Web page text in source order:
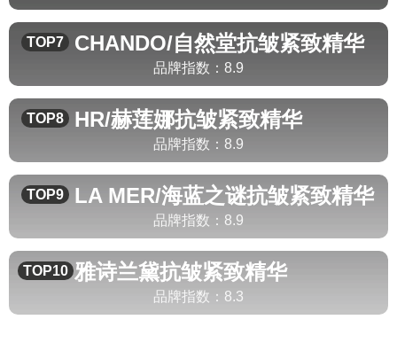
TOP7 CHANDO/自然堂抗皱紧致精华
品牌指数： 8.9
TOP8 HR/赫莲娜抗皱紧致精华
品牌指数： 8.9
TOP9 LA MER/海蓝之谜抗皱紧致精华
品牌指数： 8.9
TOP10 雅诗兰黛抗皱紧致精华
品牌指数： 8.3